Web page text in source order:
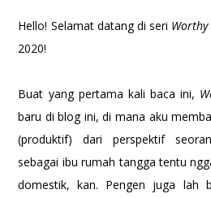
Hello! Selamat datang di seri
2020!
Buat yang pertama kali baca ini,
baru di blog ini, di mana aku
(produktif) dari perspektif
sebagai ibu rumah tangga tentu
domestik, kan. Pengen juga lah